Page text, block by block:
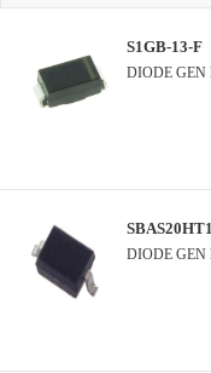
S1GB-13-F
DIODE GEN
DIODE GEN